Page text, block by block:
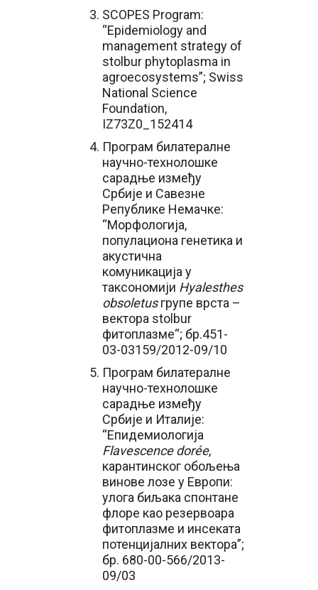
SCOPES Program:
“Epidemiology and
management strategy of
stolbur phytoplasma in
agroecosystems”; Swiss
National Science
Foundation,
IZ73Z0_152414
Програм билатералне
научно-технолошке
сарадње између
Србије и Савезне
Републике Немачке:
“Морфологија,
популациона генетика и
акустична
комуникација у
таксономији Hyalesthes
obsoletusгрупе врста –
вектора stolbur
фитоплазме“; бр.451-
03-03159/2012-09/10
Програм билатералне
научно-технолошке
сарадње између
Србије и Италије:
“Епидемиологија
Flavescence dorée,
карантинског обољења
винове лозе у Европи:
улога биљака спонтане
флоре као резервоара
фитоплазме и инсеката
потенцијалних вектора”;
бр. 680-00-566/2013-
09/03